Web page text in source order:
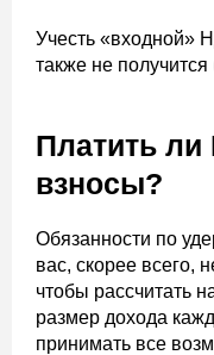
Учесть «входной»
также не
Платить
взносы?
Обязанности по
вас, скорее всего,
чтобы рассчитать
размер дохода
принимать все